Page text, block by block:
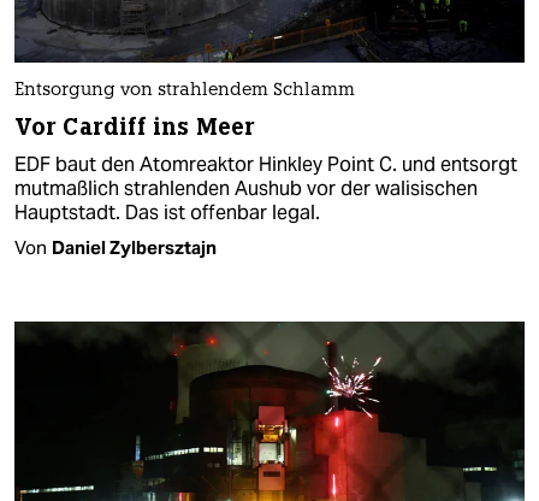
Entsorgung von strahlendem Schlamm
Vor Cardiff ins Meer
EDF baut den Atomreaktor Hinkley Point C. und entsorgt
mutmaßlich strahlenden Aushub vor der walisischen
Hauptstadt. Das ist offenbar legal.
Von Daniel Zylbersztajn